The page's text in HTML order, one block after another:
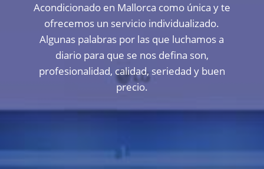
Acondicionado en Mallorca como única y te
ofrecemos un servicio individualizado.
Algunas palabras por las que luchamos a
diario para que se nos defina son,
profesionalidad, calidad, seriedad y buen
precio.